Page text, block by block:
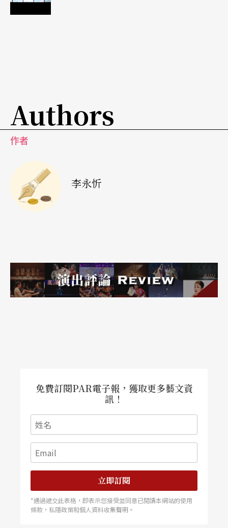
羅斯托波維奇（Mstislav Rostropovich）將畢生修
為搭配「洪荒之力」，把巴赫無伴奏大提琴組曲弄
得有如歐陽詢的《九成宮醴泉銘》，正襟危坐得不
的《爭坐位帖》，罵得興起又酣暢淋漓：「現在我
要像呼吸一樣，毫無意識地、自然地演奏巴赫。」
鄭京和，現代的公孫大娘，私竊以打油詩贊曰：人
生七十才開始，工部昔歎古來稀，恩仇快意六八
載，規矩方圓俱往矣……
Authors
作者
李永忻
免費訂閱PAR電子報，獲取更多藝文資
訊！
立即訂閱
*通過遞交此表格，即表示您接受並同意已閱讀本網站的使用
條款，私隱政策和個人資料收集聲明。